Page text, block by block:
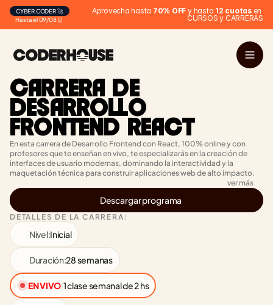
Hasta el 09/08 ⏰
CYBER CODER 🚀 Aprovecha hasta 70% OFF y hasta 12 cuotas en
CURSOS y CARRERAS
CARRERA DE
DESARROLLO
FRONTEND REACT
En esta carrera de Desarrollo Frontend con React, 100% online y con
profesores que te enseñan en vivo, te especializarás en la creación de
interfaces de usuario modernas, dominando la interactividad y la
maquetación técnica para construir aplicaciones web de alto impacto.
ver más
Descargar programa
DETALLES DE LA CARRERA:
Nivel:Inicial
Duración:28 semanas
EN VIVO 1 clase semanal de 2 hs